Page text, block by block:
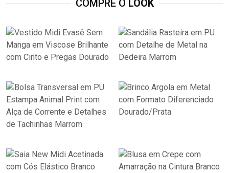
COMPRE O LOOK